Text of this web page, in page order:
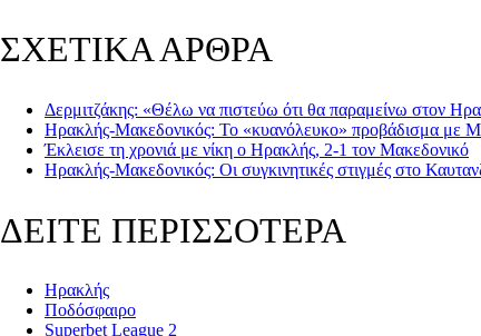
ΣΧΕΤΙΚΑ ΑΡΘΡΑ
Δερμιτζάκης: «Θέλω να πιστεύω ότι θα παραμείνω στον
Ηρακλής-Μακεδονικός: Το «κυανόλευκο» προβάδισμα με
Έκλεισε τη χρονιά με νίκη ο Ηρακλής, 2-1 τον Μακεδονικό
Ηρακλής-Μακεδονικός: Οι συγκινητικές στιγμές στο
ΔΕΙΤΕ ΠΕΡΙΣΣΟΤΕΡΑ
Ηρακλής
Ποδόσφαιρο
Superbet League 2